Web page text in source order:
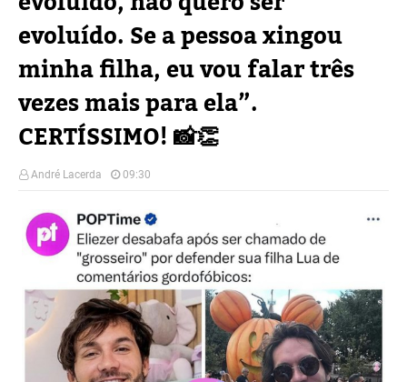
evoluído. Se a pessoa xingou
minha filha, eu vou falar três
vezes mais para ela”.
CERTÍSSIMO! 📸👏
André Lacerda 09:30